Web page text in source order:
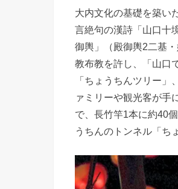
大内文化の基礎を築い
言絶句の漢詩「山口十
御輿」（殿御輿2二基
教布教を許し、「山口
「ちょうちんツリー
ァミリーや観光客が手
で、長竹竿1本に約40
うちんのトンネル「ち